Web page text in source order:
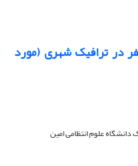
در ترافیک شهری (مورد
علوم انتظامی امین